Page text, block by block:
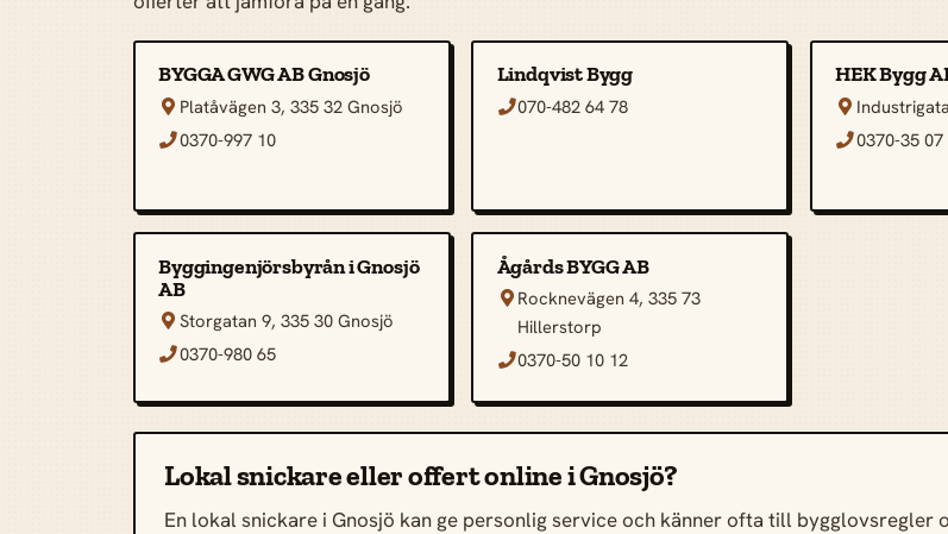
BYGGA GWG AB Gnosjö
 Platåvägen 3, 335 32 Gnosjö
0370-997 10
Lindqvist Bygg
070-482 64 78
HEK Bygg

0370-35 07
Byggingenjörsbyrån i Gnosjö
AB
 Storgatan 9, 335 30 Gnosjö
0370-980 65
Ågårds BYGG AB
 Rocknevägen 4, 335 73
Hillerstorp
0370-50 10 12
Lokal snickare eller offert online i Gnosjö?
En lokal snickare i Gnosjö kan ge personlig service och känner ofta till